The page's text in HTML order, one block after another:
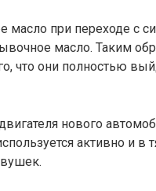
масло при переходе с
масло. Таким
что они полностью
нового
активно и